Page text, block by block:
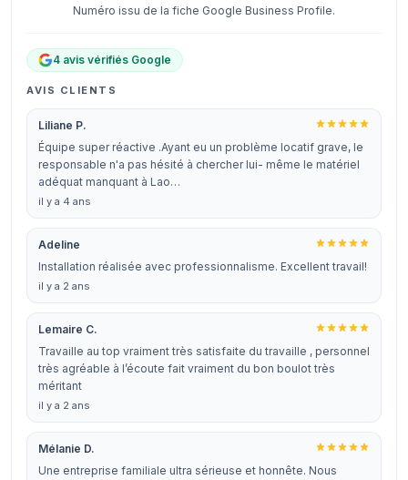
Numéro issu de la fiche Google Business Profile.
4 avis vérifiés Google
AVIS CLIENTS
Liliane P.
Équipe super réactive .Ayant eu un problème locatif grave, le
responsable n'a pas hésité à chercher lui- même le matériel
adéquat manquant à Lao…
il y a 4 ans
Adeline
Installation réalisée avec professionnalisme. Excellent travail!
il y a 2 ans
Lemaire C.
Travaille au top vraiment très satisfaite du travaille , personnel
très agréable à l’écoute fait vraiment du bon boulot très
méritant
il y a 2 ans
Mélanie D.
Une entreprise familiale ultra sérieuse et honnête. Nous